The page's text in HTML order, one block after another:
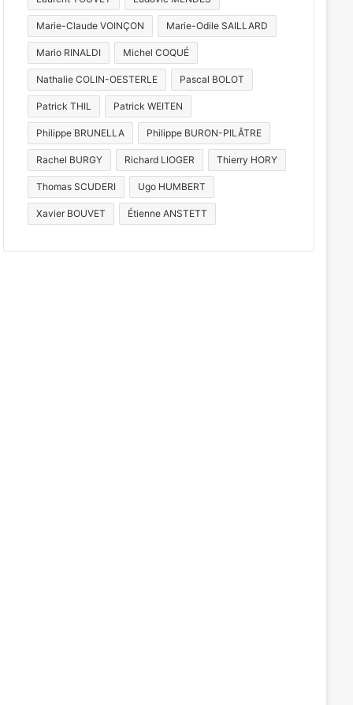
Marie-Claude VOINÇON Marie-Odile SAILLARD
Mario RINALDI Michel COQUÉ
Nathalie COLIN-OESTERLE Pascal BOLOT
Patrick THIL Patrick WEITEN
Philippe BRUNELLA Philippe BURON-PILÂTRE
Rachel BURGY Richard LIOGER Thierry HORY
Thomas SCUDERI Ugo HUMBERT
Xavier BOUVET Étienne ANSTETT